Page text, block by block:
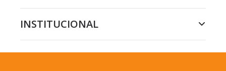
INSTITUCIONAL